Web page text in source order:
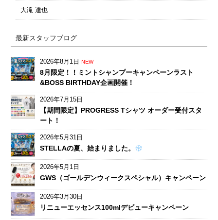
大滝 達也
最新スタッフブログ
2026年8月1日 NEW
8月限定！！ミントシャンプーキャンペーンラスト
&BOSS BIRTHDAY企画開催！
2026年7月15日
【期間限定】PROGRESS Tシャツ オーダー受付スタ
ート！
2026年5月31日
STELLAの夏、始まりました。
2026年5月1日
GWS（ゴールデンウィークスペシャル）キャンペーン
2026年3月30日
リニューエッセンス100mlデビューキャンペーン